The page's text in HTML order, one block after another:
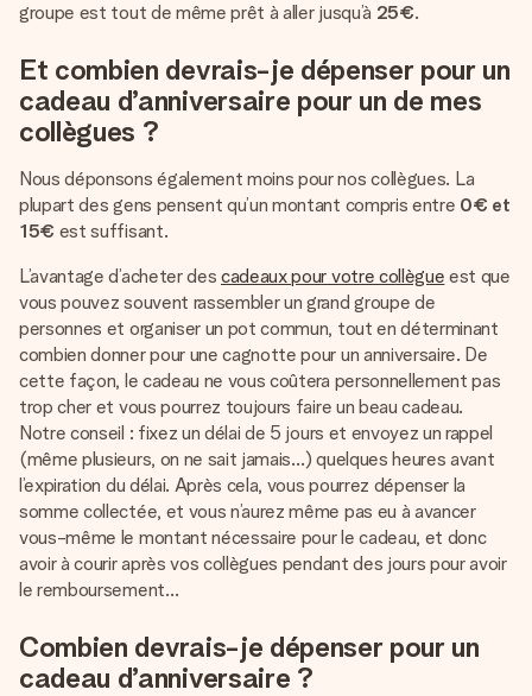
groupe est tout de même prêt à aller jusqu’à 25€.
Et combien devrais-je dépenser pour un
cadeau d’anniversaire pour un de mes
collègues ?
Nous déponsons également moins pour nos collègues. La
plupart des gens pensent qu’un montant compris entre 0€ et
15€ est suffisant.
L’avantage d’acheter des cadeaux pour votre collègue est que
vous pouvez souvent rassembler un grand groupe de
personnes et organiser un pot commun, tout en déterminant
combien donner pour une cagnotte pour un anniversaire. De
cette façon, le cadeau ne vous coûtera personnellement pas
trop cher et vous pourrez toujours faire un beau cadeau.
Notre conseil : fixez un délai de 5 jours et envoyez un rappel
(même plusieurs, on ne sait jamais…) quelques heures avant
l’expiration du délai. Après cela, vous pourrez dépenser la
somme collectée, et vous n’aurez même pas eu à avancer
vous-même le montant nécessaire pour le cadeau, et donc
avoir à courir après vos collègues pendant des jours pour avoir
le remboursement…
Combien devrais-je dépenser pour un
cadeau d’anniversaire ?